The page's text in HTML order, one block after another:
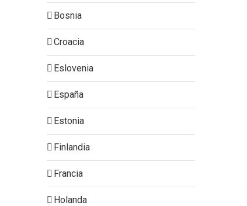
Bosnia
Croacia
Eslovenia
España
Estonia
Finlandia
Francia
Holanda